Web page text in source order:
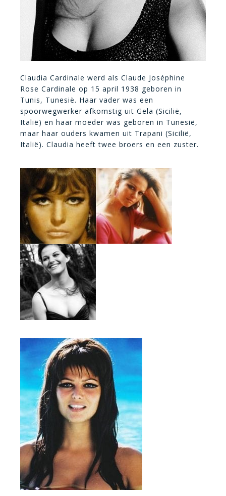
Claudia Cardinale werd als Claude Joséphine
Rose Cardinale op 15 april 1938 geboren in
Tunis, Tunesië. Haar vader was een
spoorwegwerker afkomstig uit Gela (Sicilië,
Italië) en haar moeder was geboren in Tunesië,
maar haar ouders kwamen uit Trapani (Sicilië,
Italië). Claudia heeft twee broers en een zuster.